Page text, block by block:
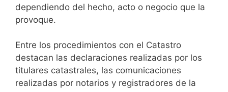
dependiendo del hecho, acto o negocio que la
provoque.
Entre los procedimientos con el Catastro
destacan las declaraciones realizadas por los
titulares catastrales, las comunicaciones
realizadas por notarios y registradores de la